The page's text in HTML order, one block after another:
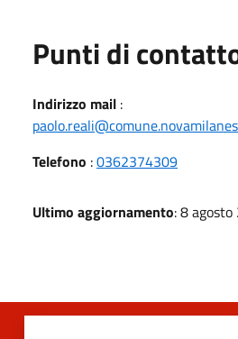
Punti di
Indirizzo mail :
Telefono :0362374309
Ultimo aggiornamento: 8